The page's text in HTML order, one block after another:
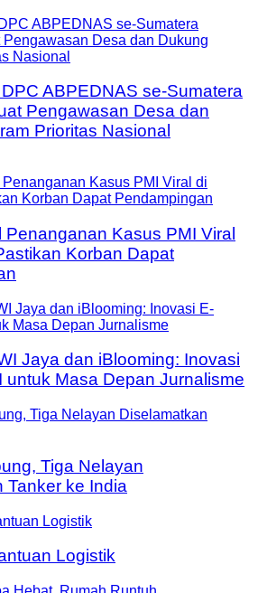
ABPEDNAS se-Sumatera
Pengawasan Desa dan
Prioritas Nasional
Penanganan Kasus PMI Viral
Korban Dapat
Jaya dan iBlooming: Inovasi
untuk Masa Depan Jurnalisme
Tiga Nelayan
Tanker ke India
Logistik